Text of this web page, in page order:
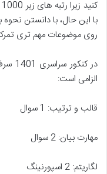
با این حال، با دانستن
روی موضوعات مهم تری
در
الزامی است:
قالب و ترتیب: 1 سوال
مهارت بیان: 2 سوال
لگاریتم: 2 اسپورنینگ